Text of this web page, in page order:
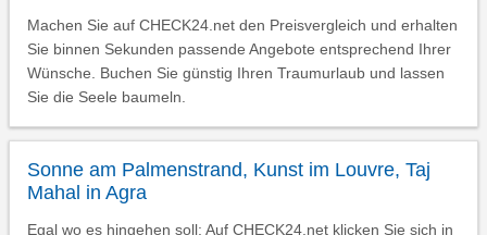
Machen Sie auf CHECK24.net den Preisvergleich und erhalten
Sie binnen Sekunden passende Angebote entsprechend Ihrer
Wünsche. Buchen Sie günstig Ihren Traumurlaub und lassen
Sie die Seele baumeln.
Sonne am Palmenstrand, Kunst im Louvre, Taj
Mahal in Agra
Egal wo es hingehen soll: Auf CHECK24.net klicken Sie sich in